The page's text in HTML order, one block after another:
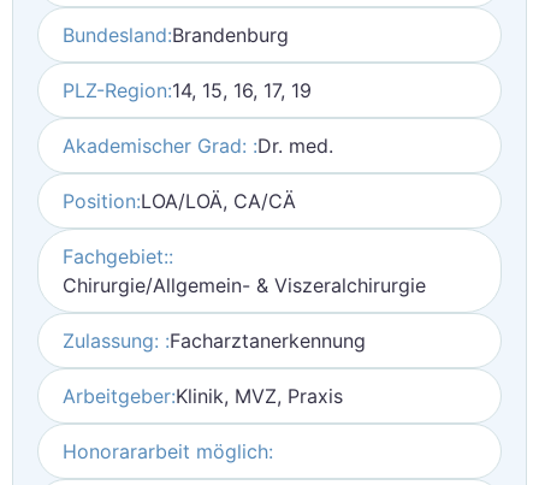
Bundesland:Brandenburg
PLZ-Region:14, 15, 16, 17, 19
Akademischer Grad: :Dr. med.
Position:LOA/LOÄ, CA/CÄ
Fachgebiet::
Chirurgie/Allgemein- & Viszeralchirurgie
Zulassung: :Facharztanerkennung
Arbeitgeber:Klinik, MVZ, Praxis
Honorararbeit möglich: